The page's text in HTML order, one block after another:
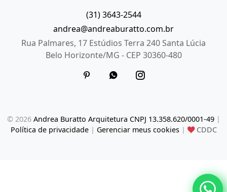
(31) 3643-2544
andrea@andreaburatto.com.br
Rua Palmares, 17 Estúdios Terra 240 Santa Lúcia
Belo Horizonte/MG - CEP 30360-480
© 2026 Andrea Buratto Arquitetura CNPJ 13.358.620/0001-49|
Política de privacidade| Gerenciar meus cookies| CDDC